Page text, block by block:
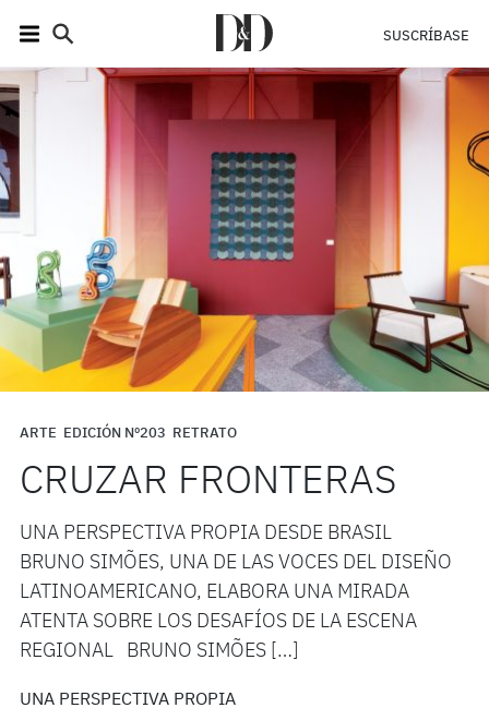
SUSCRÍBASE
ARTE EDICIÓN Nº203 RETRATO
CRUZAR FRONTERAS
UNA PERSPECTIVA PROPIA DESDE BRASIL
BRUNO SIMÕES, UNA DE LAS VOCES DEL DISEÑO
LATINOAMERICANO, ELABORA UNA MIRADA
ATENTA SOBRE LOS DESAFÍOS DE LA ESCENA
REGIONAL BRUNO SIMÕES […]
UNA PERSPECTIVA PROPIA